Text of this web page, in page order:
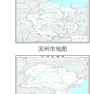
滨州市地图